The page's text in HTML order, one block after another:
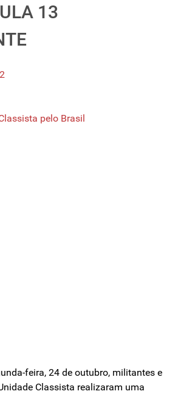
13
pelo Brasil
feira, 24 de outubro, militantes e
Classista realizaram uma